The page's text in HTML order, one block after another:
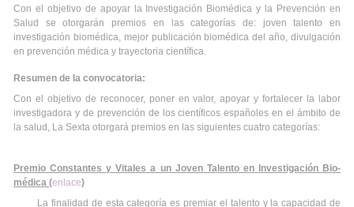
Con el objetivo de apoyar la Investigación Biomédica y la Prevención en
Salud se otorgarán premios en las categorías de: joven talento en
investigación biomédica, mejor publicación biomédica del año, divulgación
en prevención médica y trayectoria científica.
Resumen de la convocatoria:
Con el objetivo de reconocer, poner en valor, apoyar y fortalecer la labor
investigadora y de prevención de los científicos españoles en el ámbito de
la salud, La Sexta otorgará premios en las siguientes cuatro categorías:
Premio Constantes y Vitales a un Joven Talento en Investigación Bio-
médica (enlace)
La finalidad de esta categoría es premiar el talento y la capacidad de